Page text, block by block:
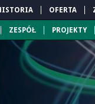
OFERTA
ZESPÓŁ PROJEKTY